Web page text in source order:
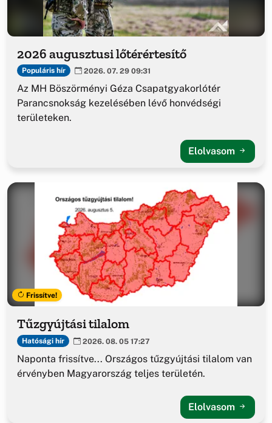
2026 augusztusi lőtérértesítő
Populáris hír 2026. 07. 29 09:31
Az MH Böszörményi Géza Csapatgyakorlótér
Parancsnokság kezelésében lévő honvédségi
területeken.
Elolvasom
Frissítve!
Tűzgyújtási tilalom
Hatósági hír 2026. 08. 05 17:27
Naponta frissítve... Országos tűzgyújtási tilalom van
érvényben Magyarország teljes területén.
Elolvasom